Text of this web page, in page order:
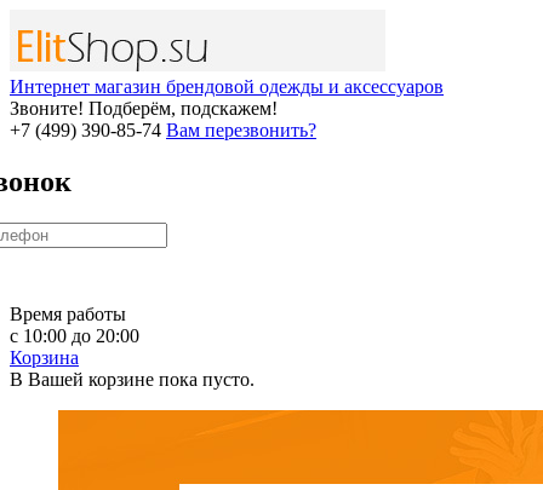
Интернет магазин брендовой одежды и аксессуаров
Звоните! Подберём, подскажем!
+7 (499) 390-85-74 Вам перезвонить?
Время работы
с 10:00 до 20:00
Корзина
В Вашей корзине пока пусто.